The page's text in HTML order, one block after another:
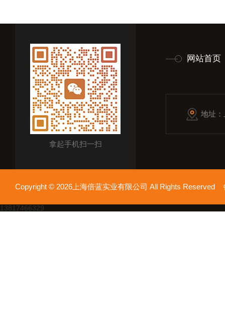
拿起手机扫一扫
网站首页
地址
Copyright © 2026上海倍蓝实业有限公司 All Rights Reserved
13817466329